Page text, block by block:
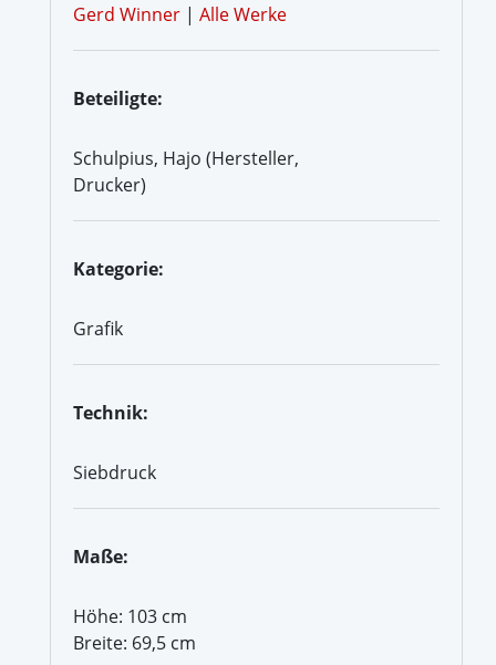
Gerd Winner | Alle Werke
Beteiligte:
Schulpius, Hajo (Hersteller,
Drucker)
Kategorie:
Grafik
Technik:
Siebdruck
Maße:
Höhe: 103 cm
Breite: 69,5 cm